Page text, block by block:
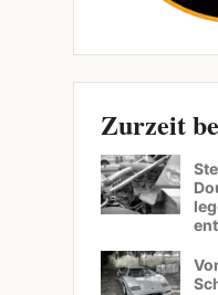
Zurzeit